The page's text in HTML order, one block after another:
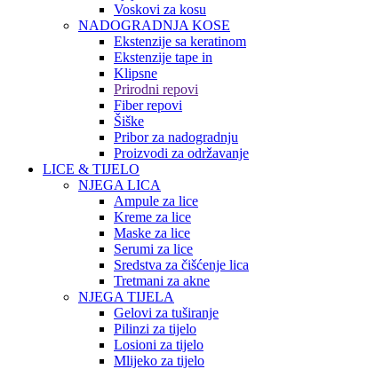
Voskovi za kosu
NADOGRADNJA KOSE
Ekstenzije sa keratinom
Ekstenzije tape in
Klipsne
Prirodni repovi
Fiber repovi
Šiške
Pribor za nadogradnju
Proizvodi za održavanje
LICE & TIJELO
NJEGA LICA
Ampule za lice
Kreme za lice
Maske za lice
Serumi za lice
Sredstva za čišćenje lica
Tretmani za akne
NJEGA TIJELA
Gelovi za tuširanje
Pilinzi za tijelo
Losioni za tijelo
Mlijeko za tijelo